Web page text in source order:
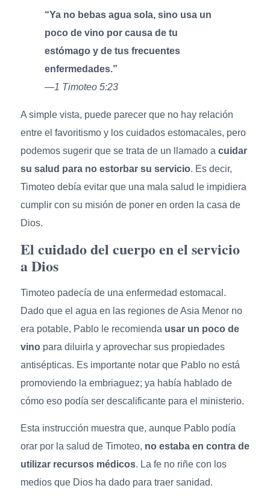
“Ya no bebas agua sola, sino usa un
poco de vino por causa de tu
estómago y de tus frecuentes
enfermedades.”
—1 Timoteo 5:23
A simple vista, puede parecer que no hay relación
entre el favoritismo y los cuidados estomacales, pero
podemos sugerir que se trata de un llamado a cuidar
su salud para no estorbar su servicio. Es decir,
Timoteo debía evitar que una mala salud le impidiera
cumplir con su misión de poner en orden la casa de
Dios.
El cuidado del cuerpo en el servicio
a Dios
Timoteo padecía de una enfermedad estomacal.
Dado que el agua en las regiones de Asia Menor no
era potable, Pablo le recomienda usar un poco de
vinopara diluirla y aprovechar sus propiedades
antisépticas. Es importante notar que Pablo no está
promoviendo la embriaguez; ya había hablado de
cómo eso podía ser descalificante para el ministerio.
Esta instrucción muestra que, aunque Pablo podía
orar por la salud de Timoteo, no estaba en contra de
utilizar recursos médicos. La fe no riñe con los
medios que Dios ha dado para traer sanidad.